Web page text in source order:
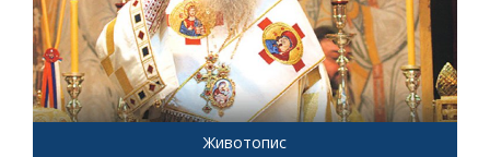
Животопис